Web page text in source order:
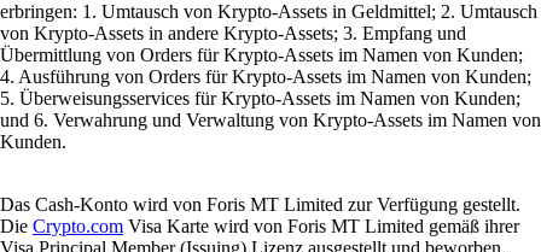
erbringen: 1. Umtausch von Krypto-Assets in Geldmittel; 2. Umtausch
von Krypto-Assets in andere Krypto-Assets; 3. Empfang und
Übermittlung von Orders für Krypto-Assets im Namen von Kunden;
4. Ausführung von Orders für Krypto-Assets im Namen von Kunden;
5. Überweisungsservices für Krypto-Assets im Namen von Kunden;
und 6. Verwahrung und Verwaltung von Krypto-Assets im Namen von
Kunden.
Das Cash-Konto wird von Foris MT Limited zur Verfügung gestellt.
Die Crypto.com Visa Karte wird von Foris MT Limited gemäß ihrer
Visa Principal Member (Issuing) Lizenz ausgestellt und beworben.